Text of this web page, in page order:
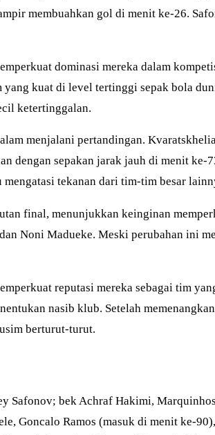
membuahkan gol di menit ke-26.
dominasi mereka dalam
yang kuat di level tertinggi sepak bola
ketertinggalan.
menjalani pertandingan.
dengan sepakan jarak jauh di menit
tekanan dari tim-tim besar
final, menunjukkan keinginan
Noni Madueke. Meski perubahan ini
reputasi mereka sebagai tim
nasib klub. Setelah
berturut-turut.
Safonov; bek Achraf Hakimi,
Goncalo Ramos (masuk di menit ke-